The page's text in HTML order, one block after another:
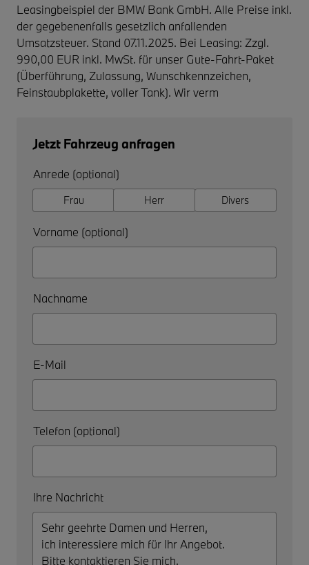
Leasingbeispiel der BMW Bank GmbH. Alle Preise inkl.
der gegebenenfalls gesetzlich anfallenden
Umsatzsteuer. Stand 07.11.2025. Bei Leasing: Zzgl.
990,00 EUR inkl. MwSt. für unser Gute-Fahrt-Paket
(Überführung, Zulassung, Wunschkennzeichen,
Feinstaubplakette, voller Tank). Wir verm
Jetzt Fahrzeug anfragen
Anrede (optional)
Frau Herr Divers
Vorname (optional)
Nachname
E-Mail
Telefon (optional)
Ihre Nachricht